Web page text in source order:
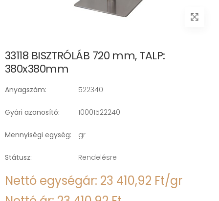
33118 BISZTRÓLÁB 720 mm, TALP:
380x380mm
Anyagszám: 522340
Gyári azonosító: 10001522240
Mennyiségi egység: gr
Státusz: Rendelésre
Nettó egységár: 23 410,92 Ft/gr